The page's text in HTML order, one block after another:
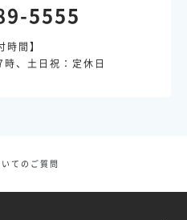
5555
時間】
、土日祝：定休日
てのご質問